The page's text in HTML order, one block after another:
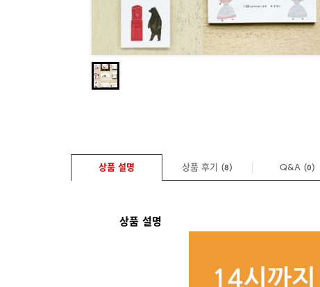
상품 설명 상품 후기 (8) Q&A (0)
상품 설명